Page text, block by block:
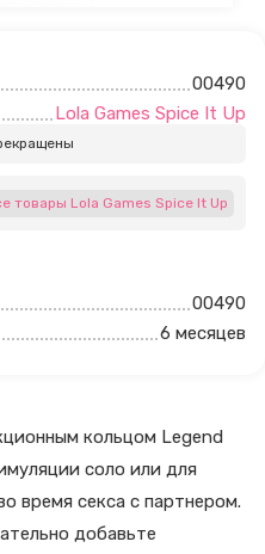
00490
Lola Games Spice It Up
товары Lola Games Spice It Up
00490
6 месяцев
кольцом Legend
соло или для
время секса с партнером.
добавьте